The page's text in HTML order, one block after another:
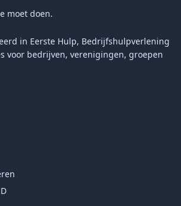
moet doen.
in Eerste Hulp, Bedrijfshulpverlening
voor bedrijven, verenigingen, groepen